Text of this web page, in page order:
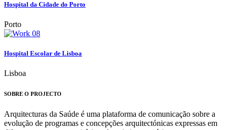
Hospital da Cidade do Porto
Porto
Hospital Escolar de Lisboa
Lisboa
SOBRE O PROJECTO
Arquitecturas da Saúde é uma plataforma de comunicação sobre a
evolução de programas e concepções arquitectónicas expressas em